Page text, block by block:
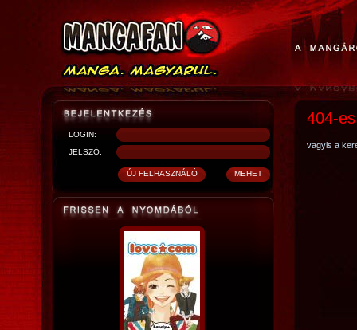
LOGIN:
JELSZÓ:
404-
vagyis a